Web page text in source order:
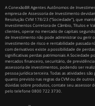
A ConexãoBR Agentes Autônomos de
empresa de Assessoria de Investimento
Resolução CVM 178/23 (“Sociedade”), que
Investimentos Corretora de Câmbio, Títulos e
clientes, operar no mercado de capitais
de Investimento não pode administrar ou gerir
investimento de risco e rentabilidade passada
com derivativos existe a possibilidade de
significativas perdas patrimoniais A Sociedade
mercados financeiro, securitário, de
assessoria de investimentos, podendo ser
pessoa jurídica terceira. Todas as atividades
quanto previsto nas regras da CVM ou de
dúvidas sobre produtos, contate seu assessor
pelo telefone 0800 722 3730.